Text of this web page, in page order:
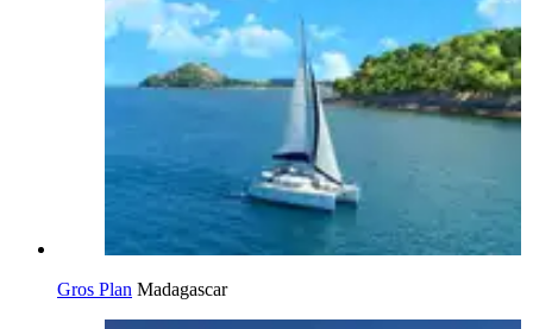
Gros Plan Madagascar